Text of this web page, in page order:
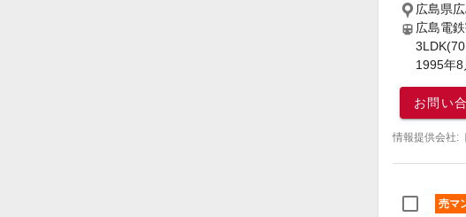
広島県
広島電
1995年
お問い
情報提供会社:
売マ